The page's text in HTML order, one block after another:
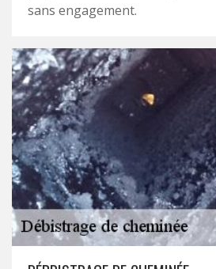
sans engagement.